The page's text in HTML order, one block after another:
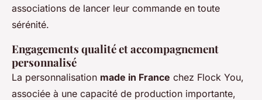
associations de lancer leur commande en toute
sérénité.
Engagements qualité et accompagnement
personnalisé
La personnalisation made in France chez Flock You,
associée à une capacité de production importante,